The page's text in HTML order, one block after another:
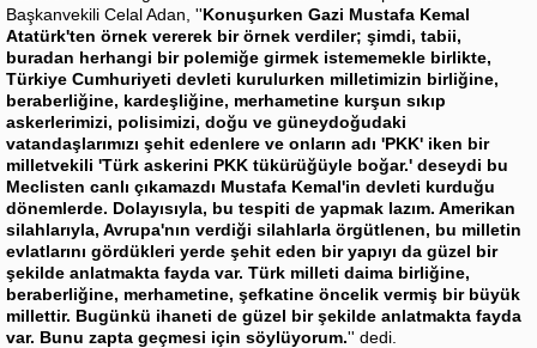
Başkanvekili Celal Adan, ''Konuşurken Gazi Mustafa Kemal
Atatürk'ten örnek vererek bir örnek verdiler; şimdi, tabii,
buradan herhangi bir polemiğe girmek istememekle birlikte,
Türkiye Cumhuriyeti devleti kurulurken milletimizin birliğine,
beraberliğine, kardeşliğine, merhametine kurşun sıkıp
askerlerimizi, polisimizi, doğu ve güneydoğudaki
vatandaşlarımızı şehit edenlere ve onların adı 'PKK' iken bir
milletvekili 'Türk askerini PKK tükürüğüyle boğar.' deseydi bu
Meclisten canlı çıkamazdı Mustafa Kemal'in devleti kurduğu
dönemlerde. Dolayısıyla, bu tespiti de yapmak lazım. Amerikan
silahlarıyla, Avrupa'nın verdiği silahlarla örgütlenen, bu milletin
evlatlarını gördükleri yerde şehit eden bir yapıyı da güzel bir
şekilde anlatmakta fayda var. Türk milleti daima birliğine,
beraberliğine, merhametine, şefkatine öncelik vermiş bir büyük
millettir. Bugünkü ihaneti de güzel bir şekilde anlatmakta fayda
var. Bunu zapta geçmesi için söylüyorum.'' dedi.